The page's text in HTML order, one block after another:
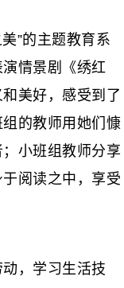
”的主题教育系
情景剧《绣红
美好，感受到了
的教师用她们慷
小班组教师分享
阅读之中，享受
，学习生活技